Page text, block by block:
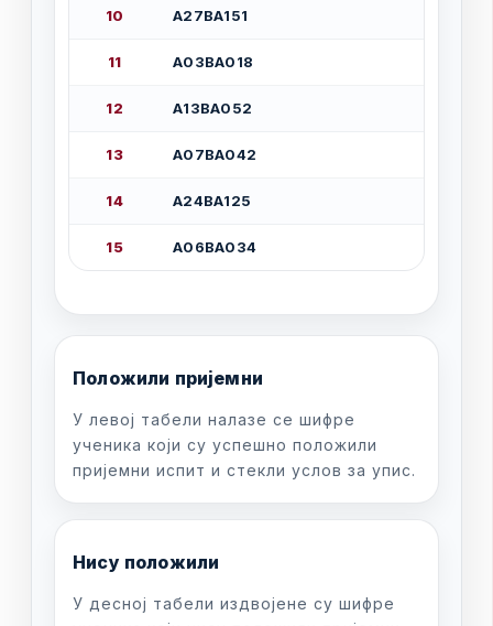
10 А27ВА151
11 А03ВА018
12 А13ВА052
13 А07ВА042
14 А24ВА125
15 А06ВА034
Положили пријемни
У левој табели налазе се шифре
ученика који су успешно положили
пријемни испит и стекли услов за упис.
Нису положили
У десној табели издвојене су шифре